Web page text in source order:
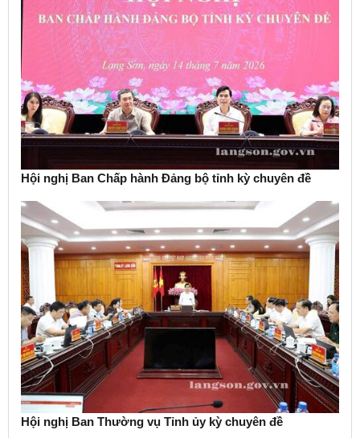
Hội nghị Ban Chấp hành Đảng bộ tỉnh kỳ chuyên đề
Hội nghị Ban Thường vụ Tỉnh ủy kỳ chuyên đề